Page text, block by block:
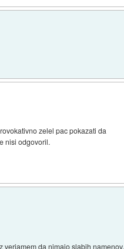
zelel pac pokazati da
nisi odgovoril.
verjamem da nimajo slabih namenov.